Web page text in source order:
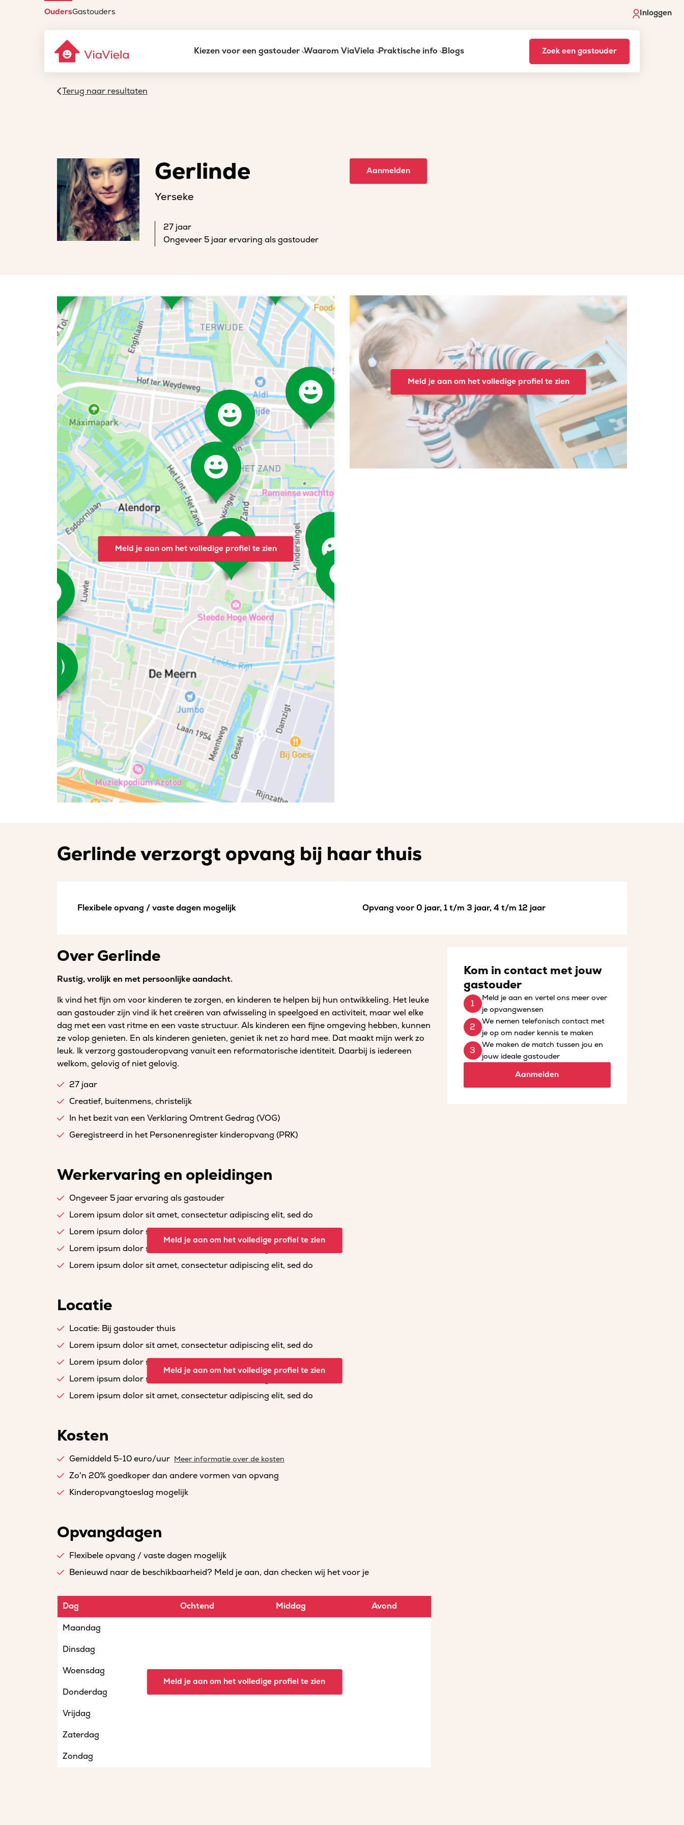
OudersGastouders Inloggen
Kiezen voor een gastouder Waarom ViaViela Praktische info Blogs Zoek een gastouder
Terug naar resultaten
Gerlinde
Yerseke
27 jaar
Ongeveer 5 jaar ervaring als gastouder
Aanmelden
Meld je aan om het volledige profiel te zien
Meld je aan om het volledige profiel te zien
Gerlinde verzorgt opvang bij haar thuis
Flexibele opvang / vaste dagen mogelijk Opvang voor 0 jaar, 1 t/m 3 jaar, 4 t/m 12 jaar
Over Gerlinde
Rustig, vrolijk en met persoonlijke aandacht.
Ik vind het fijn om voor kinderen te zorgen, en kinderen te helpen bij hun ontwikkeling. Het leuke
aan gastouder zijn vind ik het creëren van afwisseling in speelgoed en activiteit, maar wel elke
dag met een vast ritme en een vaste structuur. Als kinderen een fijne omgeving hebben, kunnen
ze volop genieten. En als kinderen genieten, geniet ik net zo hard mee. Dat maakt mijn werk zo
leuk. Ik verzorg gastouderopvang vanuit een reformatorische identiteit. Daarbij is iedereen
welkom, gelovig of niet gelovig.
27 jaar
Creatief, buitenmens, christelijk
In het bezit van een Verklaring Omtrent Gedrag (VOG)
Geregistreerd in het Personenregister kinderopvang (PRK)
Kom in contact met jouw
gastouder
Meld je aan en vertel ons meer over
je opvangwensen
We nemen telefonisch contact met
je op om nader kennis te maken
We maken de match tussen jou en
jouw ideale gastouder
Aanmelden
Werkervaring en opleidingen
Ongeveer 5 jaar ervaring als gastouder
Lorem ipsum dolor sit amet, consectetur adipiscing elit, sed do
Lorem ipsum dolor sit amet, consectetur adipiscing elit, sed do
Lorem ipsum dolor sit amet, consectetur adipiscing elit, sed do
Lorem ipsum dolor sit amet, consectetur adipiscing elit, sed do
Meld je aan om het volledige profiel te zien
Locatie
Locatie: Bij gastouder thuis
Lorem ipsum dolor sit amet, consectetur adipiscing elit, sed do
Lorem ipsum dolor sit amet, consectetur adipiscing elit, sed do
Lorem ipsum dolor sit amet, consectetur adipiscing elit, sed do
Lorem ipsum dolor sit amet, consectetur adipiscing elit, sed do
Meld je aan om het volledige profiel te zien
Kosten
Gemiddeld 5-10 euro/uur Meer informatie over de kosten
Zo'n 20% goedkoper dan andere vormen van opvang
Kinderopvangtoeslag mogelijk
Opvangdagen
Flexibele opvang / vaste dagen mogelijk
Benieuwd naar de beschikbaarheid? Meld je aan, dan checken wij het voor je
Dag Ochtend Middag Avond
Maandag
Dinsdag
Woensdag
Donderdag
Vrijdag
Zaterdag
Zondag
Meld je aan om het volledige profiel te zien